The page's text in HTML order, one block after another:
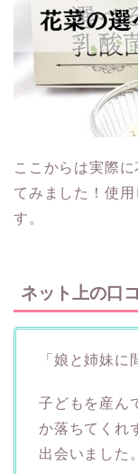
ここからは実際
てみました！使
す。
ネット上の口
「娘と姉妹に
子どもを産ん
か落ちてくれ
出会いました。